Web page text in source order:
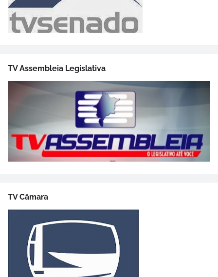
TV Assembleia Legislativa
TV Câmara